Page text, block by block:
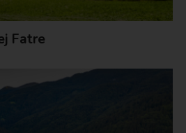
Fatre